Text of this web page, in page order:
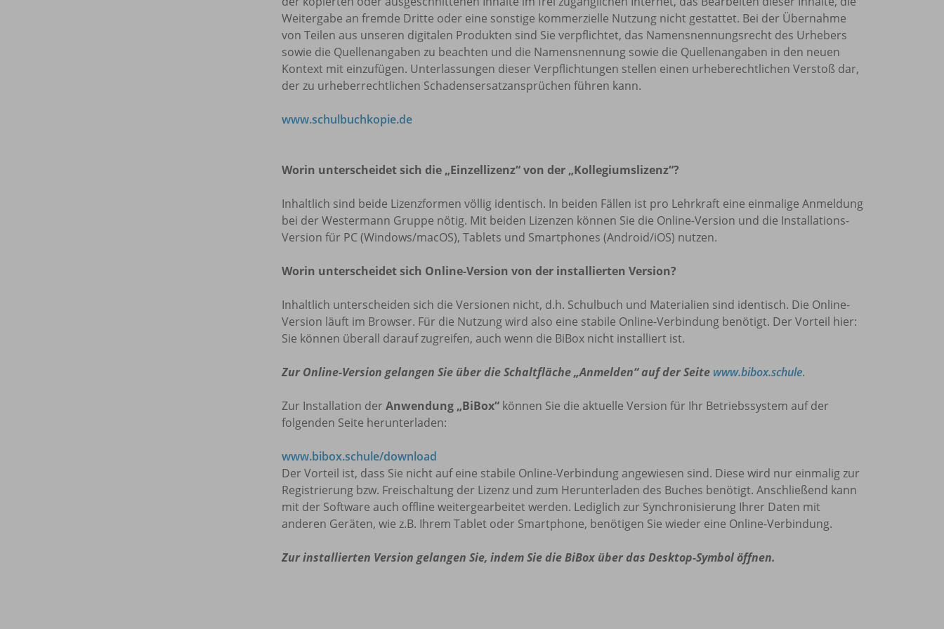
Weitergabe an fremde Dritte oder eine sonstige kommerzielle Nutzung nicht gestattet. Bei der Übernahme
von Teilen aus unseren digitalen Produkten sind Sie verpflichtet, das Namensnennungsrecht des Urhebers
sowie die Quellenangaben zu beachten und die Namensnennung sowie die Quellenangaben in den neuen
Kontext mit einzufügen. Unterlassungen dieser Verpflichtungen stellen einen urheberechtlichen Verstoß dar,
der zu urheberrechtlichen Schadensersatzansprüchen führen kann.
www.schulbuchkopie.de
Worin unterscheidet sich die „Einzellizenz“ von der „Kollegiumslizenz“?
Inhaltlich sind beide Lizenzformen völlig identisch. In beiden Fällen ist pro Lehrkraft eine einmalige Anmeldung
bei der Westermann Gruppe nötig. Mit beiden Lizenzen können Sie die Online-Version und die Installations-
Version für PC (Windows/macOS), Tablets und Smartphones (Android/iOS) nutzen.
Worin unterscheidet sich Online-Version von der installierten Version?
Inhaltlich unterscheiden sich die Versionen nicht, d.h. Schulbuch und Materialien sind identisch. Die Online-
Version läuft im Browser. Für die Nutzung wird also eine stabile Online-Verbindung benötigt. Der Vorteil hier:
Sie können überall darauf zugreifen, auch wenn die BiBox nicht installiert ist.
Zur Online-Version gelangen Sie über die Schaltfläche „Anmelden“ auf der Seite www.bibox.schule.
Zur Installation der Anwendung „BiBox“ können Sie die aktuelle Version für Ihr Betriebssystem auf der
folgenden Seite herunterladen:
www.bibox.schule/download
Der Vorteil ist, dass Sie nicht auf eine stabile Online-Verbindung angewiesen sind. Diese wird nur einmalig zur
Registrierung bzw. Freischaltung der Lizenz und zum Herunterladen des Buches benötigt. Anschließend kann
mit der Software auch offline weitergearbeitet werden. Lediglich zur Synchronisierung Ihrer Daten mit
anderen Geräten, wie z.B. Ihrem Tablet oder Smartphone, benötigen Sie wieder eine Online-Verbindung.
Zur installierten Version gelangen Sie, indem Sie die BiBox über das Desktop-Symbol öffnen.